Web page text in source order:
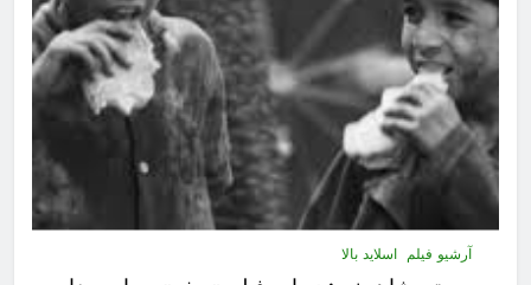
آرشیو فیلم اسلاید بالا